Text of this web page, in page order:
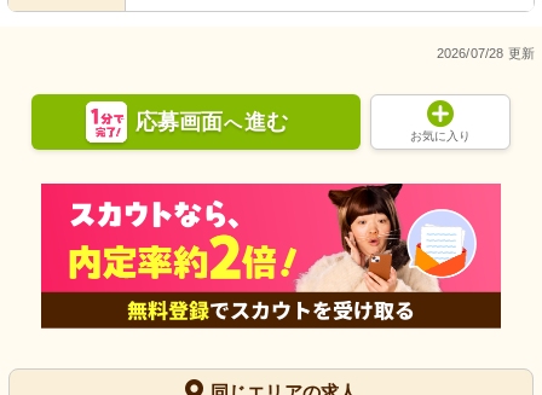
2026/07/28 更新
応募画面へ進む
お気に入り